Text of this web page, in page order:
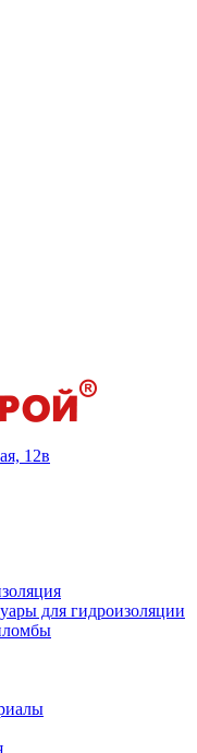
12в
для гидроизоляции